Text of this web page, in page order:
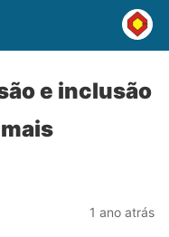
e inclusão
1 ano atrás